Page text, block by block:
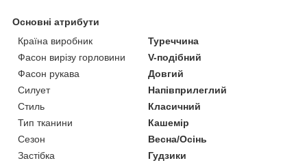
Основні атрибути
Країна виробник
Туреччина
Фасон вирізу горловини
V-подібний
Фасон рукава
Довгий
Силует
Напівприлеглий
Стиль
Класичний
Тип тканини
Кашемір
Сезон
Весна/Осінь
Застібка
Гудзики